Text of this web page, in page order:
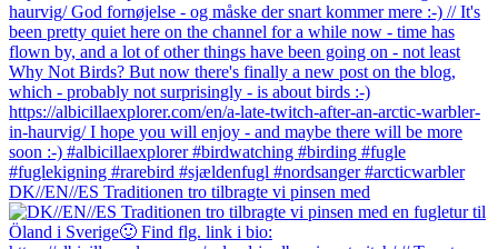
DK//EN//ES Traditionen tro tilbragte vi pinsen med